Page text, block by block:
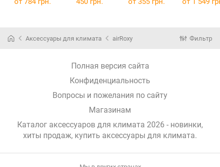
Аксессуары для климата airRoxy Фильтр
Полная версия сайта
Конфиденциальность
Вопросы и пожелания по сайту
Магазинам
Каталог аксессуаров для климата 2026 - новинки,
хиты продаж, купить аксессуары для климата.